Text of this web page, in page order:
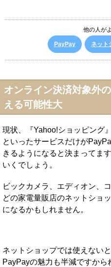
他の人が
PayPay ネット
オンライン決済対象外
える可能性大
現状、『Yahoo!ショッピング
といったサービスだけが
きるようになると決まってま
いくでしょう。
ビックカメラ、エディオン、
どの家電量販店のネットショ
になるかもしれません。
ネットショップでは使えない
PayPayの魅力も半減ですから